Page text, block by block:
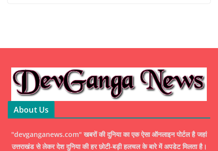
About Us
"devganganews.com" खबरों की दुनिया का एक ऐसा ऑनलाइन पोर्टल है जहां
उत्तराखंड से लेकर देश दुनिया की हर छोटी-बड़ी हलचल के बारे में अपडेट मिलता है।